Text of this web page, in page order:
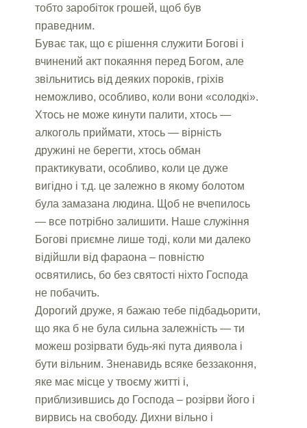
тобто заробіток грошей, щоб був
праведним.
Буває так, що є рішення служити Богові і
вчинений акт покаяння перед Богом, але
звільнитись від деяких пороків, гріхів
неможливо, особливо, коли вони «солодкі».
Хтось не може кинути палити, хтось —
алкоголь приймати, хтось — вірність
дружині не берегти, хтось обман
практикувати, особливо, коли це дуже
вигідно і т.д. це залежно в якому болотом
була замазана людина. Щоб не вчепилось
— все потрібно залишити. Наше служіння
Богові приємне лише тоді, коли ми далеко
відійшли від фараона – повністю
освятились, бо без святості ніхто Господа
не побачить.
Дорогий друже, я бажаю тебе підбадьорити,
що яка б не була сильна залежність — ти
можеш розірвати будь-які пута диявола і
бути вільним. Зненавидь всяке беззаконня,
яке має місце у твоєму житті і,
приблизившись до Господа – розірви його і
вирвись на свободу. Дихни вільно і